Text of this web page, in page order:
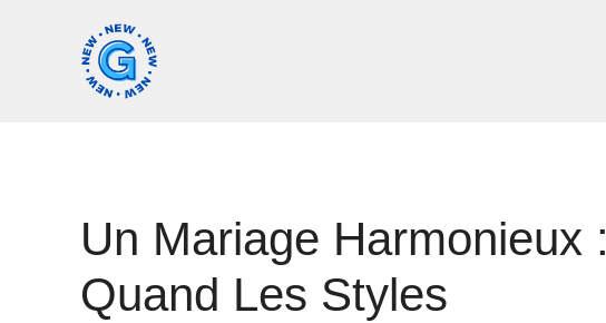
Un Mariage Harmonieux :
Quand Les Styles